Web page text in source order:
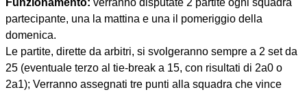
Funzionamento: verranno disputate 2 partite ogni squadra
partecipante, una la mattina e una il pomeriggio della
domenica.
Le partite, dirette da arbitri, si svolgeranno sempre a 2 set da
25 (eventuale terzo al tie-break a 15, con risultati di 2a0 o
2a1); Verranno assegnati tre punti alla squadra che vince